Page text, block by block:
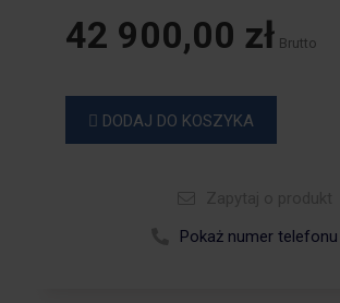
42 900,00 zł Brutto
DODAJ DO KOSZYKA
Zadzwoń +48 664 113
Pokaż numer telefonu